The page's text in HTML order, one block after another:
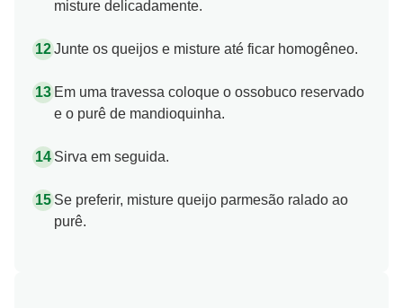
misture delicadamente.
Junte os queijos e misture até ficar homogêneo.
Em uma travessa coloque o ossobuco reservado
e o purê de mandioquinha.
Sirva em seguida.
Se preferir, misture queijo parmesão ralado ao
purê.